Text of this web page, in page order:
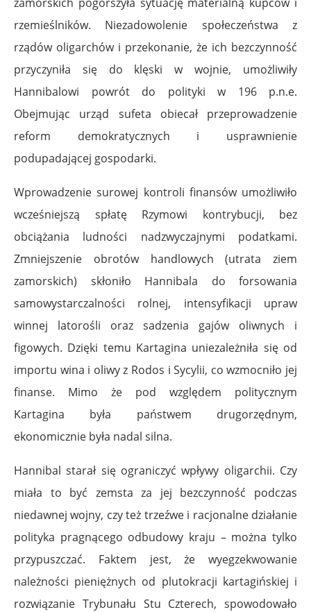
rzemieślników. Niezadowolenie społeczeństwa z
rządów oligarchów i przekonanie, że ich bezczynność
przyczyniła się do klęski w wojnie, umożliwiły
Hannibalowi powrót do polityki w 196 p.n.e.
Obejmując urząd sufeta obiecał przeprowadzenie
reform demokratycznych i usprawnienie
podupadającej gospodarki.
Wprowadzenie surowej kontroli finansów umożliwiło
wcześniejszą spłatę Rzymowi kontrybucji, bez
obciążania ludności nadzwyczajnymi podatkami.
Zmniejszenie obrotów handlowych (utrata ziem
zamorskich) skłoniło Hannibala do forsowania
samowystarczalności rolnej, intensyfikacji upraw
winnej latorośli oraz sadzenia gajów oliwnych i
figowych. Dzięki temu Kartagina uniezależniła się od
importu wina i oliwy z Rodos i Sycylii, co wzmocniło jej
finanse. Mimo że pod względem politycznym
Kartagina była państwem drugorzędnym,
ekonomicznie była nadal silna.
Hannibal starał się ograniczyć wpływy oligarchii. Czy
miała to być zemsta za jej bezczynność podczas
niedawnej wojny, czy też trzeźwe i racjonalne działanie
polityka pragnącego odbudowy kraju – można tylko
przypuszczać. Faktem jest, że wyegzekwowanie
należności pieniężnych od plutokracji kartagińskiej i
rozwiązanie Trybunału Stu Czterech, spowodowało